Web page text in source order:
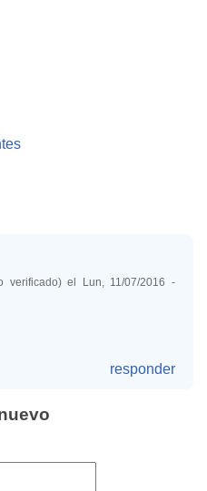
verificado) el Lun, 11/07/2016 -
responder